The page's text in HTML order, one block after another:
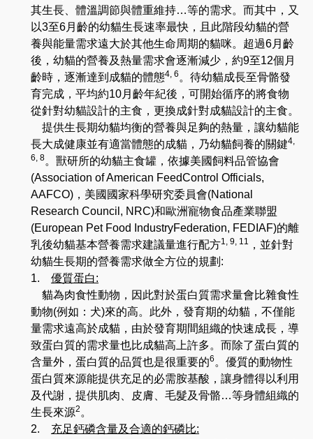
其生長、體溫調節與體重維持…等的需求。 而其中 ， 又
以3至6月齡的幼貓生長速率最快，且此階段幼貓的營
養與能量需求遠大於其他生命周期的貓咪。超過6月齡
後，幼貓的營養及熱量需求會逐漸減少 ， 約9至12個月
齡時 ，逐漸達到成貓的體態4, 6 。待幼貓成長至骨骼發
育完成 ，平均約10月齡年紀後 ，可開始循序的將食物
從針對幼貓設計的主食，更換成針對成貓設計的主食。
提供生長期幼貓均衡的營養與足夠的熱量 ， 讓幼貓能
長大成健康並有適當體態的成貓 ， 乃幼貓飼養的關鍵4,
6, 8。獸研所的幼貓主食罐，依據美國飼料品管協會
(Association of American FeedControl Officials,
AAFCO) ，美國國家科學研究委員會(National
Research Council, NRC)和歐洲寵物食品產業聯盟
(European Pet Food IndustryFederation, FEDIAF)的離
乳後幼貓基本營養需求建議量進行配方1, 9, 11 ，並針對
幼貓生長期的營養需求做全方位的規劃 :
1.
優質蛋白:
貓為肉食性動物，因此對於蛋白質需求量會比雜食性
動物(例如 ： 犬)來的高。此外，發育期的幼貓，不僅能
量需求遠高於成貓 ，由於發育期間組織的快速成長 ， 導
致蛋白質的需求量也比成貓高上許多。而除了蛋白質的
含量外，蛋白質的品質也是很重要的6 。優質的動物性
蛋白質來源能提供充足的必需胺基酸，讓身體得以利用
及代謝，提供肌肉
皮膚、毛髮及骨骼…等身體組織的
生長來源2 。
2.
充足鈣磷含量及合適的鈣磷比: